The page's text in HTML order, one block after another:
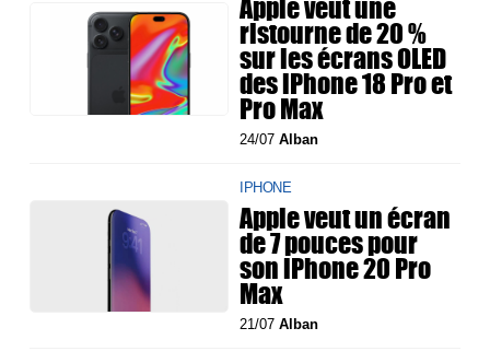
Apple veut une
ristourne de 20 %
sur les écrans OLED
des iPhone 18 Pro et
Pro Max
24/07Alban
IPHONE
Apple veut un écran
de 7 pouces pour
son iPhone 20 Pro
Max
21/07Alban